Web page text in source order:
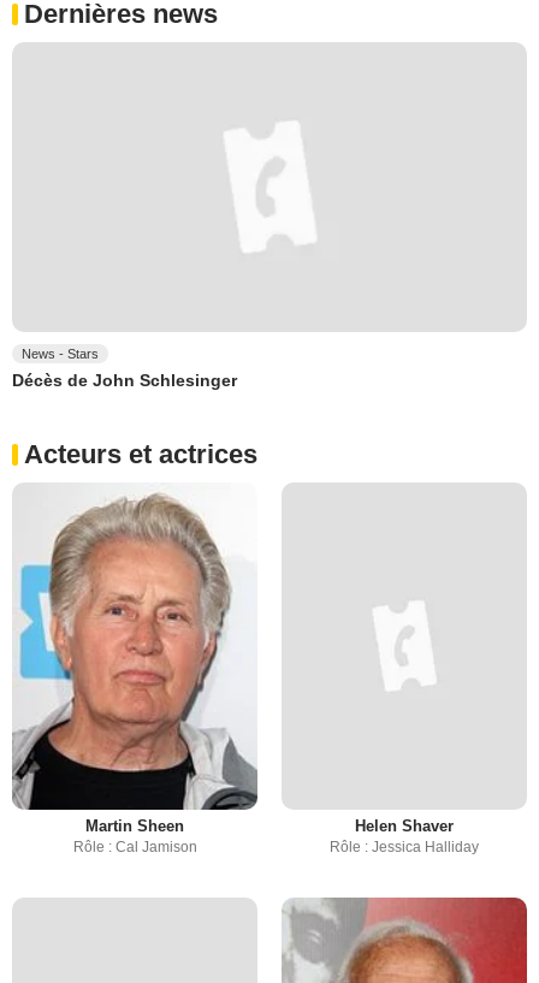
Dernières news
News - Stars
Décès de John Schlesinger
Acteurs et actrices
Martin Sheen
Rôle : Cal Jamison
Helen Shaver
Rôle : Jessica Halliday